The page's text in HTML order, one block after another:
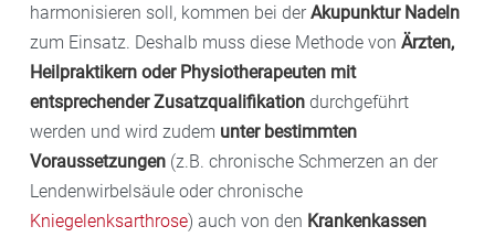
harmonisieren soll, kommen bei der Akupunktur Nadeln
zum Einsatz. Deshalb muss diese Methode von Ärzten,
Heilpraktikern oder Physiotherapeuten mit
entsprechender Zusatzqualifikation durchgeführt
werden und wird zudem unter bestimmten
Voraussetzungen (z.B. chronische Schmerzen an der
Lendenwirbelsäule oder chronische
Kniegelenksarthrose) auch von den Krankenkassen